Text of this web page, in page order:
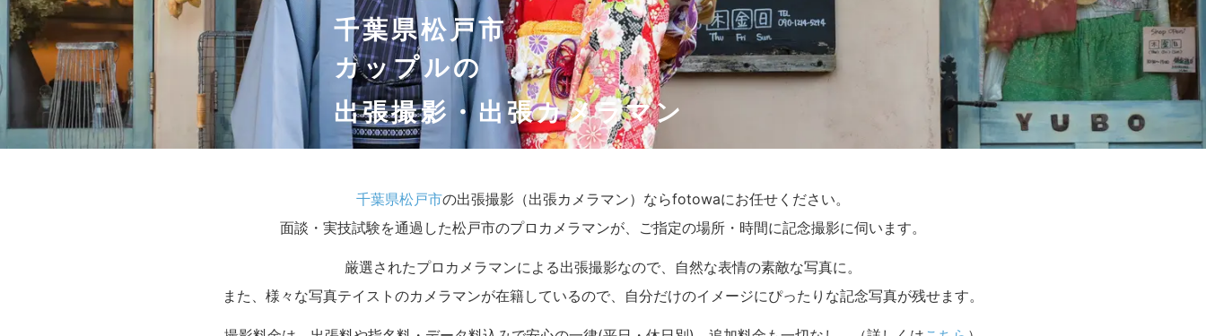
千葉県松戸市
カップルの
出張撮影・出張カメラマン
千葉県松戸市の出張撮影（出張カメラマン）ならfotowaにお任せください。
面談・実技試験を通過した松戸市のプロカメラマンが、ご指定の場所・時間に記念撮影に伺います。
厳選されたプロカメラマンによる出張撮影なので、自然な表情の素敵な写真に。
また、様々な写真テイストのカメラマンが在籍しているので、自分だけのイメージにぴったりな記念写真が残せます。